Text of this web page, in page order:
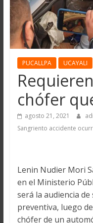
PUCALLPA UCAYALI
chófer
agosto 21, 2021
Sangriento accidente
Lenin Nudier Mori
en el Ministerio
será la audiencia
preventiva, luego
chófer de un